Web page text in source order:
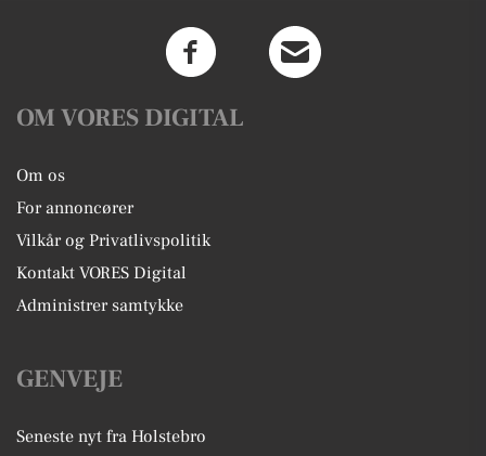
OM VORES DIGITAL
Om os
For annoncører
Vilkår og Privatlivspolitik
Kontakt VORES Digital
Administrer samtykke
GENVEJE
Seneste nyt fra Holstebro